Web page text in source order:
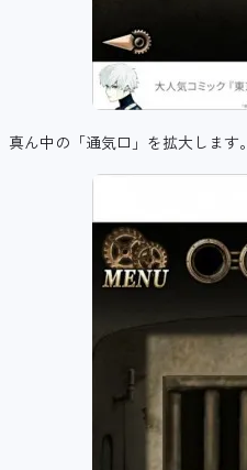
真ん中の「通気口」を拡大します。